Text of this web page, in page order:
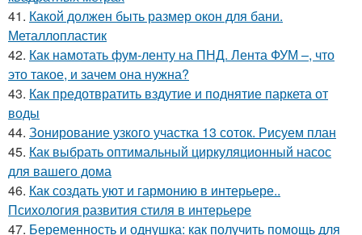
41. Какой должен быть размер окон для бани.
Металлопластик
42. Как намотать фум-ленту на ПНД. Лента ФУМ –, что
это такое, и зачем она нужна?
43. Как предотвратить вздутие и поднятие паркета от
воды
44. Зонирование узкого участка 13 соток. Рисуем план
45. Как выбрать оптимальный циркуляционный насос
для вашего дома
46. Как создать уют и гармонию в интерьере..
Психология развития стиля в интерьере
47. Беременность и однушка: как получить помощь для